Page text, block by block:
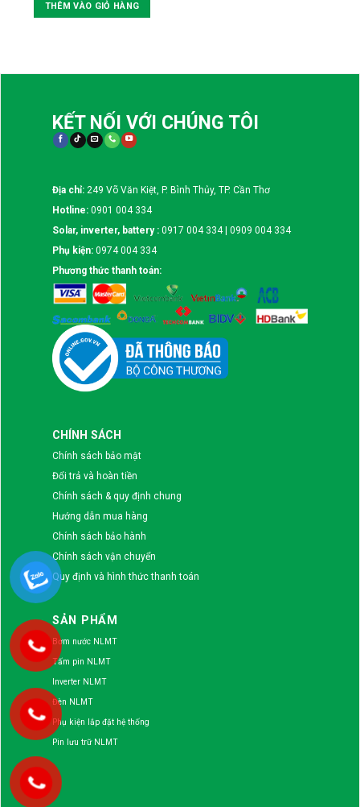
THÊM VÀO GIỎ HÀNG
KẾT NỐI VỚI CHÚNG TÔI
Địa chỉ: 249 Võ Văn Kiệt, P. Bình Thủy, TP. Cần Thơ
Hotline: 0901 004 334
Solar, inverter, battery : 0917 004 334 | 0909 004 334
Phụ kiện: 0974 004 334
Phương thức thanh toán:
CHÍNH SÁCH
Chính sách bảo mật
Đổi trả và hoàn tiền
Chính sách & quy định chung
Hướng dẫn mua hàng
Chính sách bảo hành
Chính sách vận chuyển
Quy định và hình thức thanh toán
SẢN PHẨM
Bơm nước NLMT
Tấm pin NLMT
Inverter NLMT
Đèn NLMT
Phụ kiện lắp đặt hệ thống
Pin lưu trữ NLMT